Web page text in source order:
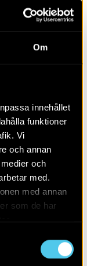
Om
innehållet
funktioner
Vi
och annan
och
med.
med annan
som de har
på
markarbeten
till
anläggas